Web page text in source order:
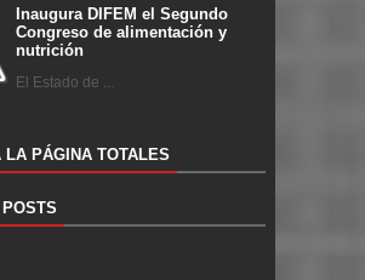
Inaugura DIFEM el Segundo
Congreso de alimentación y
nutrición
El Estado de ...
LA PÁGINA TOTALES